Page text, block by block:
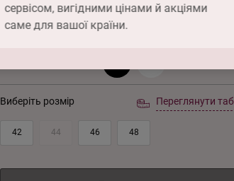
сервісом, вигідними цінами й акціями
саме для вашої країни.
971.00 ₴ LG0029515_000000003
Виберіть розмір Переглянути
42 44 46 48